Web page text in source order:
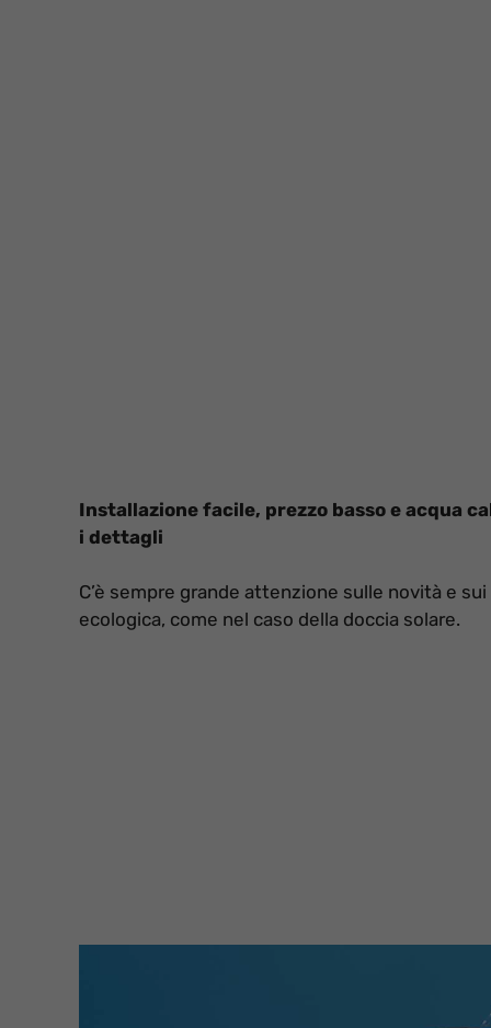
Installazione facile, prezzo basso e acqua
i dettagli
C’è sempre grande attenzione sulle novità e
ecologica, come nel caso della doccia solare.